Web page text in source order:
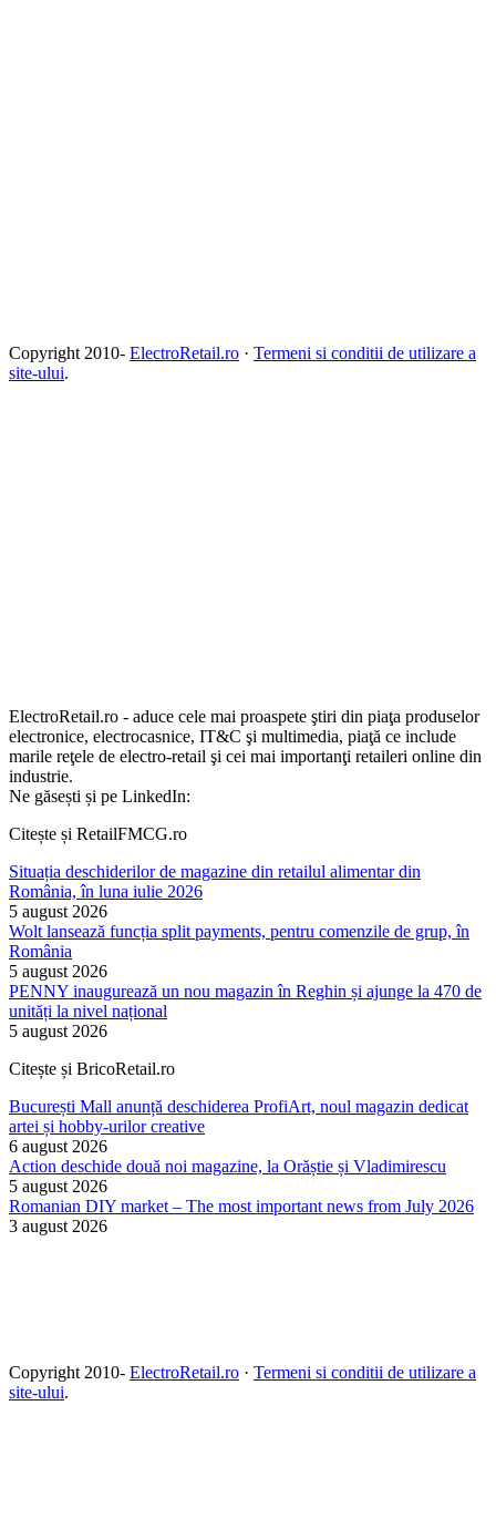
Copyright 2010- ElectroRetail.ro · Termeni si conditii de utilizare a
site-ului.
ElectroRetail.ro - aduce cele mai proaspete ştiri din piaţa produselor
electronice, electrocasnice, IT&C şi multimedia, piaţă ce include
marile reţele de electro-retail şi cei mai importanţi retaileri online din
industrie.
Ne găsești și pe LinkedIn:
Citește și RetailFMCG.ro
Situația deschiderilor de magazine din retailul alimentar din
România, în luna iulie 2026
5 august 2026
Wolt lansează funcția split payments, pentru comenzile de grup, în
România
5 august 2026
PENNY inaugurează un nou magazin în Reghin și ajunge la 470 de
unități la nivel național
5 august 2026
Citește și BricoRetail.ro
București Mall anunță deschiderea ProfiArt, noul magazin dedicat
artei și hobby-urilor creative
6 august 2026
Action deschide două noi magazine, la Orăștie și Vladimirescu
5 august 2026
Romanian DIY market – The most important news from July 2026
3 august 2026
Copyright 2010- ElectroRetail.ro · Termeni si conditii de utilizare a
site-ului.